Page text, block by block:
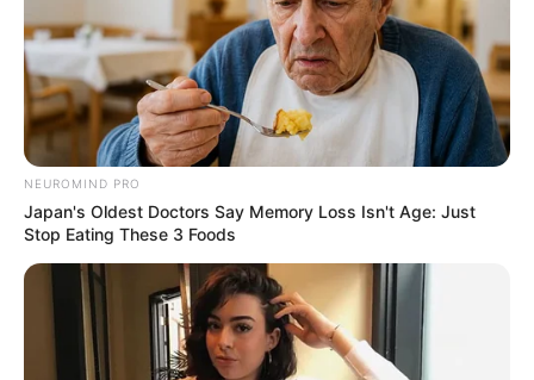
NEUROMIND PRO
Japan's Oldest Doctors Say Memory Loss Isn't Age: Just
Stop Eating These 3 Foods